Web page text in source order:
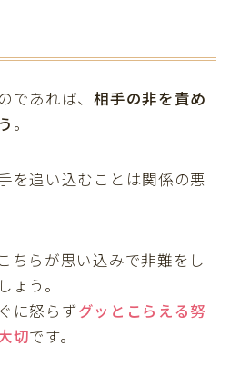
であれば、相手の非を責め
。
を追い込むことは関係の悪
ちらが思い込みで非難をし
う。
に怒らずグッとこらえる努
切です。